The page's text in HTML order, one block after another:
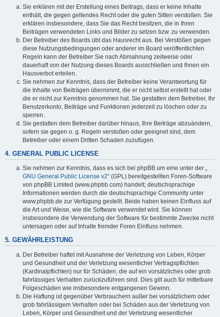
Sie erklären mit der Erstellung eines Beitrags, dass er keine Inhalte
enthält, die gegen geltendes Recht oder die guten Sitten verstoßen. Sie
erklären insbesondere, dass Sie das Recht besitzen, die in Ihren
Beiträgen verwendeten Links und Bilder zu setzen bzw. zu verwenden.
Der Betreiber des Boards übt das Hausrecht aus. Bei Verstößen gegen
diese Nutzungsbedingungen oder anderer im Board veröffentlichten
Regeln kann der Betreiber Sie nach Abmahnung zeitweise oder
dauerhaft von der Nutzung dieses Boards ausschließen und Ihnen ein
Hausverbot erteilen.
Sie nehmen zur Kenntnis, dass der Betreiber keine Verantwortung für
die Inhalte von Beiträgen übernimmt, die er nicht selbst erstellt hat oder
die er nicht zur Kenntnis genommen hat. Sie gestatten dem Betreiber, Ihr
Benutzerkonto, Beiträge und Funktionen jederzeit zu löschen oder zu
sperren.
Sie gestatten dem Betreiber darüber hinaus, Ihre Beiträge abzuändern,
sofern sie gegen o. g. Regeln verstoßen oder geeignet sind, dem
Betreiber oder einem Dritten Schaden zuzufügen.
4. GENERAL PUBLIC LICENSE
Sie nehmen zur Kenntnis, dass es sich bei phpBB um eine unter der „
GNU General Public License v2“ (GPL) bereitgestellten Foren-Software
von phpBB Limited (www.phpbb.com) handelt; deutschsprachige
Informationen werden durch die deutschsprachige Community unter
www.phpbb.de zur Verfügung gestellt. Beide haben keinen Einfluss auf
die Art und Weise, wie die Software verwendet wird. Sie können
insbesondere die Verwendung der Software für bestimmte Zwecke nicht
untersagen oder auf Inhalte fremder Foren Einfluss nehmen.
5. GEWÄHRLEISTUNG
Der Betreiber haftet mit Ausnahme der Verletzung von Leben, Körper
und Gesundheit und der Verletzung wesentlicher Vertragspflichten
(Kardinalpflichten) nur für Schäden, die auf ein vorsätzliches oder grob
fahrlässiges Verhalten zurückzuführen sind. Dies gilt auch für mittelbare
Folgeschäden wie insbesondere entgangenen Gewinn.
Die Haftung ist gegenüber Verbrauchern außer bei vorsätzlichem oder
grob fahrlässigem Verhalten oder bei Schäden aus der Verletzung von
Leben, Körper und Gesundheit und der Verletzung wesentlicher